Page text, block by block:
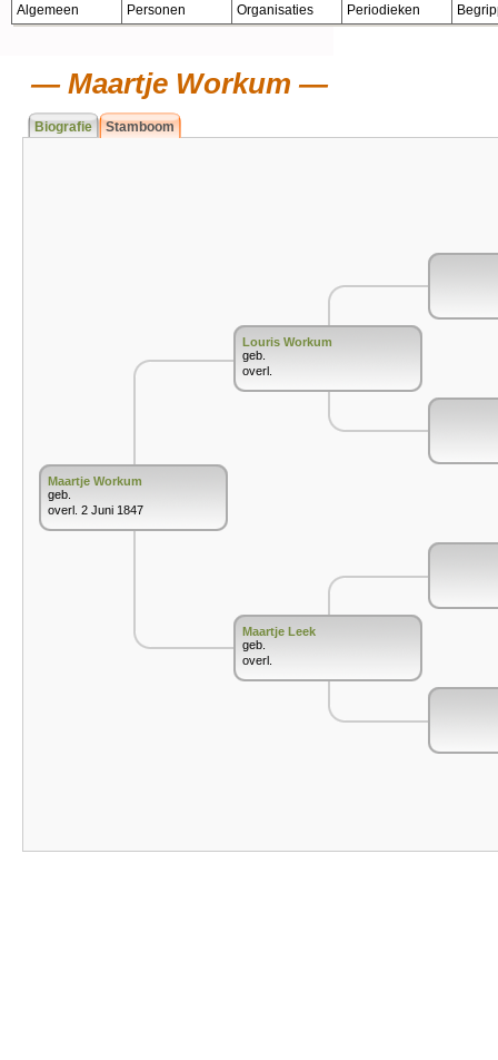
Algemeen Personen Organisaties Periodieken
Maartje Workum
Biografie Stamboom
Maartje Workum
geb.
overl. 2 Juni 1847
Louris Workum
geb.
overl.
Maartje Leek
geb.
overl.